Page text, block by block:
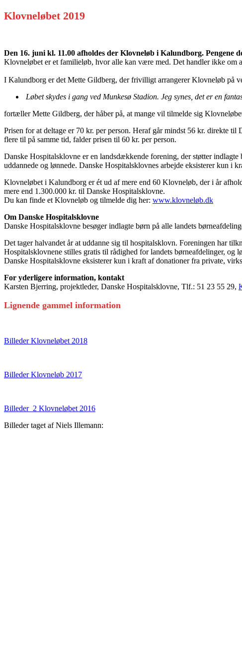
Klovneløbet 2019
Den 16. juni kl. 11.00 afholdes der Klovneløb i Kalundborg. Pengene
Klovneløbet er et familieløb, hvor alle kan være med. Det handler ikke om
I Kalundborg er det Mette Gildberg, der frivilligt arrangerer Klovneløb på
Løbet skydes i gang ved Munkesø Stadion. Jeg synes, det er en
fortæller Mette Gildberg, der håber på, at mange vil tilmelde sig
Prisen for at deltage er 70 kr. per person. Heraf går mindst 56 kr. direkte
flere til på samme tid, falder prisen til 60 kr. per person.
Danske Hospitalsklovne er en landsdækkende forening, der støtter
uddannede og lønnede. Danske Hospitalsklovnes arbejde eksisterer kun i
Klovneløbet i Kalundborg er ét ud af mere end 60 Klovneløb, der i år
mere end 1.300.000 kr. til Danske Hospitalsklovne.
Du kan finde et Klovneløb og tilmelde dig her: www.klovneløb.dk
Om Danske Hospitalsklovne
Danske Hospitalsklovne besøger indlagte børn på alle landets
Det tager halvandet år at uddanne sig til hospitalsklovn. Foreningen har
Hospitalsklovnene stilles gratis til rådighed for landets børneafdelinger, og
Danske Hospitalsklovne eksisterer kun i kraft af donationer fra private,
For yderligere information, kontakt
Karsten Bjerring, projektleder, Danske Hospitalsklovne, Tlf.: 51 23 55 29,
Lignende gammel information
Billeder Klovneløbet 2018
Billeder Klovneløb 2017
Billeder_2 Klovneløbet 2016
Billeder taget af Niels Illemann: